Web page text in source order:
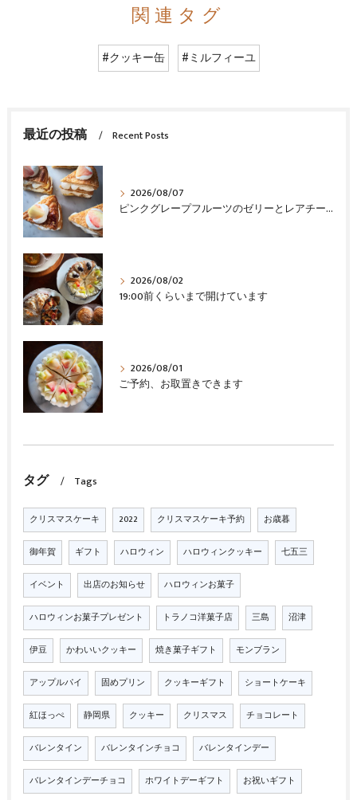
関連タグ
#クッキー缶 #ミルフィーユ
最近の投稿 Recent Posts
2026/08/07
ピンクグレープフルーツのゼリーとレアチーズ
2026/08/02
19:00前くらいまで開けています
2026/08/01
ご予約、お取置きできます
タグ Tags
クリスマスケーキ 2022 クリスマスケーキ予約 お歳暮
御年賀 ギフト ハロウィン ハロウィンクッキー 七五三
イベント 出店のお知らせ ハロウィンお菓子
ハロウィンお菓子プレゼント トラノコ洋菓子店 三島 沼津
伊豆 かわいいクッキー 焼き菓子ギフト モンブラン
アップルパイ 固めプリン クッキーギフト ショートケーキ
紅ほっぺ 静岡県 クッキー クリスマス チョコレート
バレンタイン バレンタインチョコ バレンタインデー
バレンタインデーチョコ ホワイトデーギフト お祝いギフト